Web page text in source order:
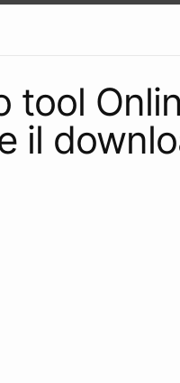
tool
il